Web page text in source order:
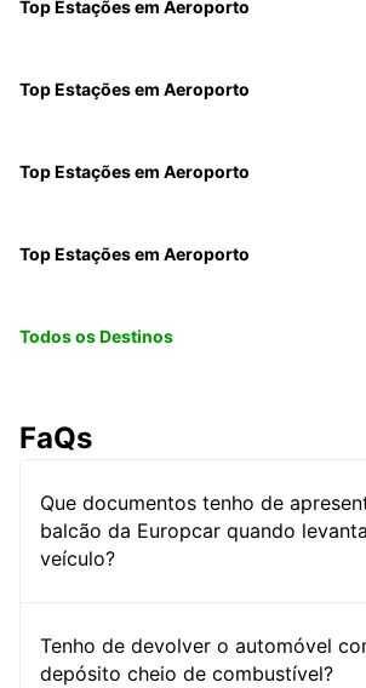
Top Estações em Aeroporto
Top Estações em Aeroporto
Top Estações em Aeroporto
Top Estações em Aeroporto
Todos os Destinos
FaQs
Que documentos tenho de
balcão da Europcar quando
veículo?
Tenho de devolver o automóvel
depósito cheio de combustível?